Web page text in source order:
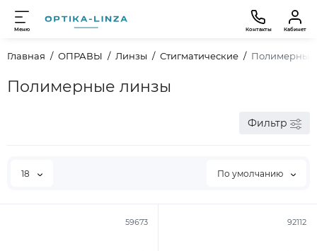
Меню Контакты Кабинет
Главная ОПРАВЫ Линзы Стигматические Полимерные
Полимерные линзы
Фильтр
18 По умолчанию
59673 92112